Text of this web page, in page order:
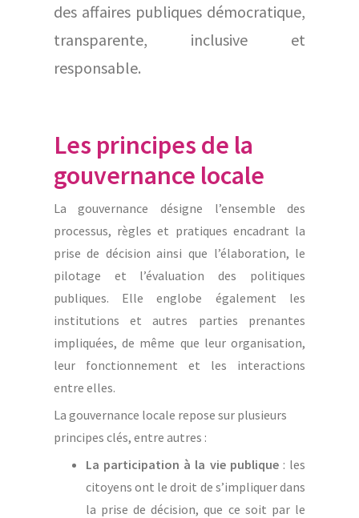
des affaires publiques démocratique,
transparente, inclusive et
responsable.
Les principes de la
gouvernance locale
La gouvernance désigne l’ensemble des
processus, règles et pratiques encadrant la
prise de décision ainsi que l’élaboration, le
pilotage et l’évaluation des politiques
publiques. Elle englobe également les
institutions et autres parties prenantes
impliquées, de même que leur organisation,
leur fonctionnement et les interactions
entre elles.
La gouvernance locale repose sur plusieurs
principes clés, entre autres :
La participation à la vie publique: les
citoyens ont le droit de s’impliquer dans
la prise de décision, que ce soit par le